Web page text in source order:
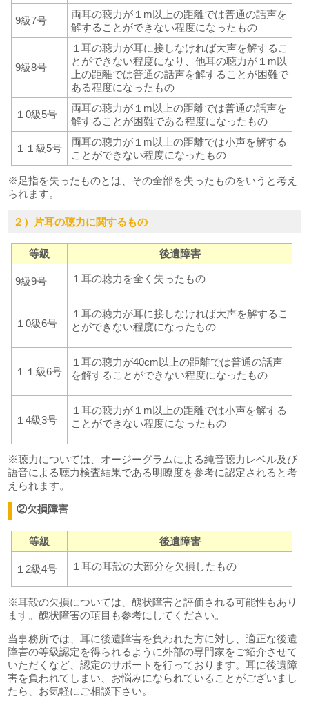
9級7号
両耳の聴力が１m以上の距離では普通の話声を
解することができない程度になったもの
9級8号
１耳の聴力が耳に接しなければ大声を解するこ
とができない程度になり、他耳の聴力が１m以
上の距離では普通の話声を解することが困難で
ある程度になったもの
１0級5号
両耳の聴力が１m以上の距離では普通の話声を
解することが困難である程度になったもの
１１級5号
両耳の聴力が１m以上の距離では小声を解する
ことができない程度になったもの
※足指を失ったものとは、その全部を失ったものをいうと考え
られます。
２）片耳の聴力に関するもの
等級 後遺障害
9級9号 １耳の聴力を全く失ったもの
１0級6号
１耳の聴力が耳に接しなければ大声を解するこ
とができない程度になったもの
１１級6号
１耳の聴力が40cm以上の距離では普通の話声
を解することができない程度になったもの
１4級3号
１耳の聴力が１m以上の距離では小声を解する
ことができない程度になったもの
※聴力については、オージーグラムによる純音聴力レベル及び
語音による聴力検査結果である明瞭度を参考に認定されると考
えられます。
②欠損障害
等級 後遺障害
１2級4号 １耳の耳殻の大部分を欠損したもの
※耳殻の欠損については、醜状障害と評価される可能性もあり
ます。醜状障害の項目も参考にしてください。
当事務所では、耳に後遺障害を負われた方に対し、適正な後遺
障害の等級認定を得られるように外部の専門家をご紹介させて
いただくなど、認定のサポートを行っております。耳に後遺障
害を負われてしまい、お悩みになられていることがございまし
たら、お気軽にご相談下さい。